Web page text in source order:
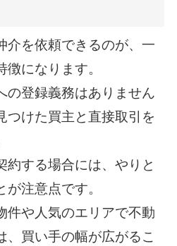
介を依頼できるのが、一
になります。
の登録義務はありません
つけた買主と直接取引を
約する場合には、やりと
が注意点です。
件や人気のエリアで不動
、買い手の幅が広がるこ